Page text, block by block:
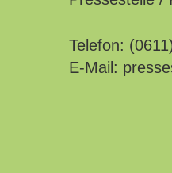
Telefon:
E-Mail: